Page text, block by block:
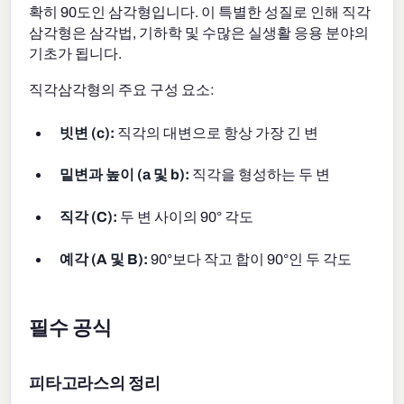
확히 90도인 삼각형입니다. 이 특별한 성질로 인해 직각
삼각형은 삼각법, 기하학 및 수많은 실생활 응용 분야의
기초가 됩니다.
직각삼각형의 주요 구성 요소:
빗변 (c): 직각의 대변으로 항상 가장 긴 변
밑변과 높이 (a 및 b): 직각을 형성하는 두 변
직각 (C): 두 변 사이의 90° 각도
예각 (A 및 B): 90°보다 작고 합이 90°인 두 각도
필수 공식
피타고라스의 정리